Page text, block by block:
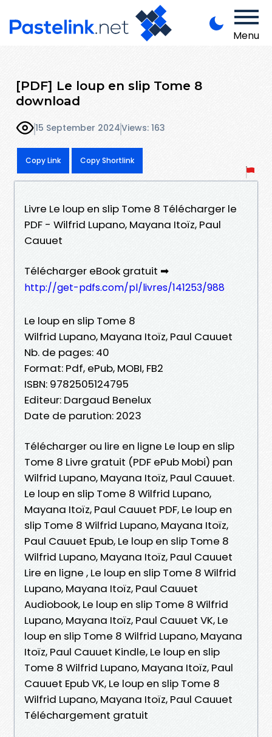
Menu
[PDF] Le loup en slip Tome 8
download
15 September 2024Views: 163
Copy Link Copy Shortlink
Livre Le loup en slip Tome 8 Télécharger le
PDF - Wilfrid Lupano, Mayana Itoïz, Paul
Cauuet
Télécharger eBook gratuit ➡
http://get-pdfs.com/pl/livres/141253/988
Le loup en slip Tome 8
Wilfrid Lupano, Mayana Itoïz, Paul Cauuet
Nb. de pages: 40
Format: Pdf, ePub, MOBI, FB2
ISBN: 9782505124795
Editeur: Dargaud Benelux
Date de parution: 2023
Télécharger ou lire en ligne Le loup en slip
Tome 8 Livre gratuit (PDF ePub Mobi) pan
Wilfrid Lupano, Mayana Itoïz, Paul Cauuet.
Le loup en slip Tome 8 Wilfrid Lupano,
Mayana Itoïz, Paul Cauuet PDF, Le loup en
slip Tome 8 Wilfrid Lupano, Mayana Itoïz,
Paul Cauuet Epub, Le loup en slip Tome 8
Wilfrid Lupano, Mayana Itoïz, Paul Cauuet
Lire en ligne , Le loup en slip Tome 8 Wilfrid
Lupano, Mayana Itoïz, Paul Cauuet
Audiobook, Le loup en slip Tome 8 Wilfrid
Lupano, Mayana Itoïz, Paul Cauuet VK, Le
loup en slip Tome 8 Wilfrid Lupano, Mayana
Itoïz, Paul Cauuet Kindle, Le loup en slip
Tome 8 Wilfrid Lupano, Mayana Itoïz, Paul
Cauuet Epub VK, Le loup en slip Tome 8
Wilfrid Lupano, Mayana Itoïz, Paul Cauuet
Téléchargement gratuit